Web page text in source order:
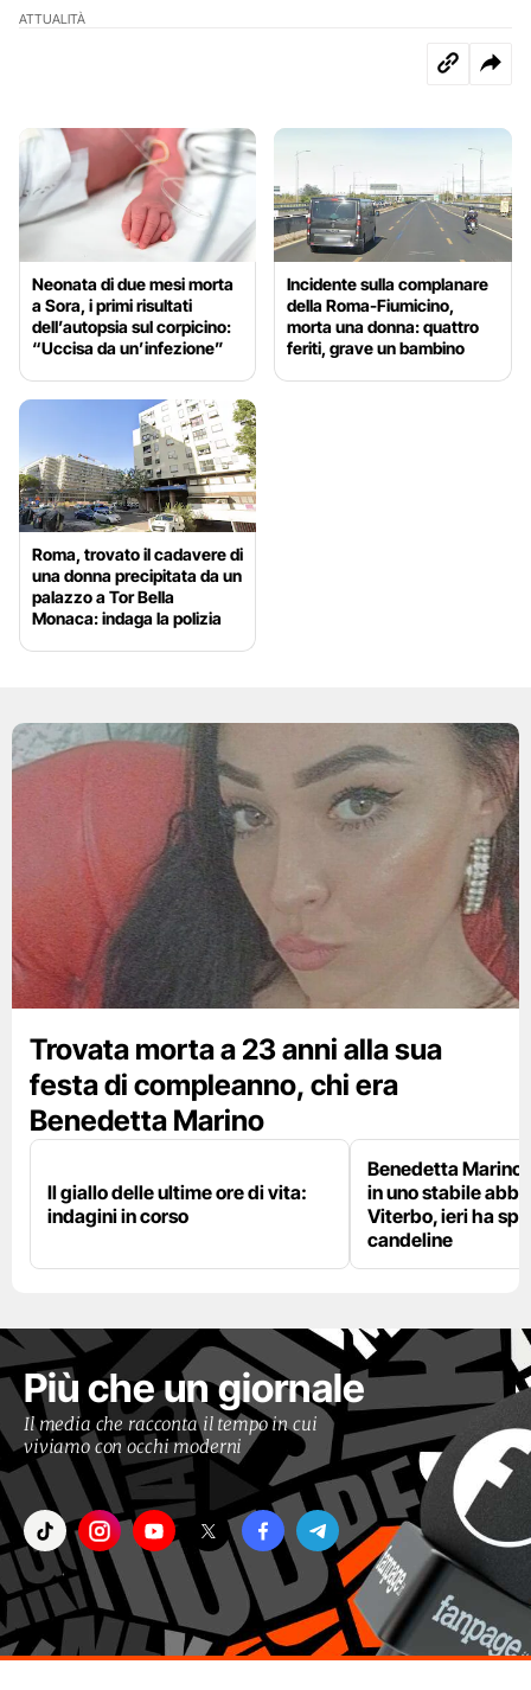
ATTUALITÀ
Neonata di due mesi morta
a Sora, i primi risultati
dell’autopsia sul corpicino:
“Uccisa da un’infezione”
Incidente sulla complanare
della Roma-Fiumicino,
morta una donna: quattro
feriti, grave un bambino
Roma, trovato il cadavere di
una donna precipitata da un
palazzo a Tor Bella
Monaca: indaga la polizia
Trovata morta a 23 anni alla sua
festa di compleanno, chi era
Benedetta Marino
Il giallo delle ultime ore di vita:
indagini in corso
Benedetta Marino
in uno stabile
Viterbo, ieri ha
candeline
Più che un giornale
Il media che racconta il tempo in cui
viviamo con occhi moderni